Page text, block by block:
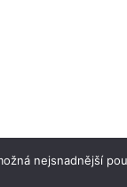
nejsnadnější